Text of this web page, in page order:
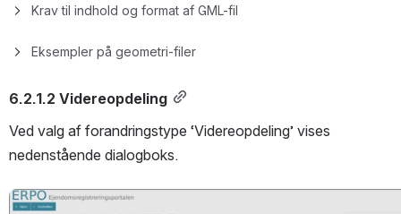
Krav til indhold og format af GML-fil
Eksempler på geometri-filer
6.2.1.2 Videreopdeling
Ved valg af forandringstype ‘Videreopdeling’ vises
nedenstående dialogboks.
Open